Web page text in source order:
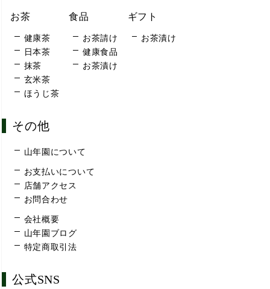
お茶
健康茶
日本茶
抹茶
玄米茶
ほうじ茶
食品
お茶請け
健康食品
お茶漬け
ギフト
お茶漬け
その他
山年園について
お支払いについて
店舗アクセス
お問合わせ
会社概要
山年園ブログ
特定商取引法
公式SNS